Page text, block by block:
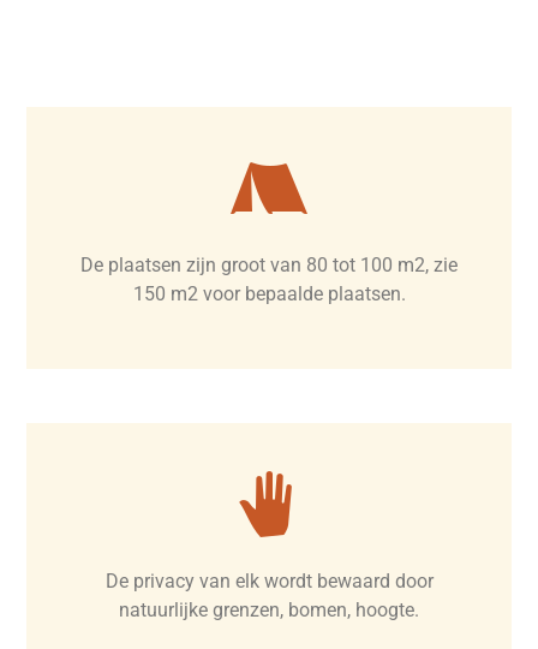
De plaatsen zijn groot van 80 tot 100 m2, zie
150 m2 voor bepaalde plaatsen.
De privacy van elk wordt bewaard door
natuurlijke grenzen, bomen, hoogte.